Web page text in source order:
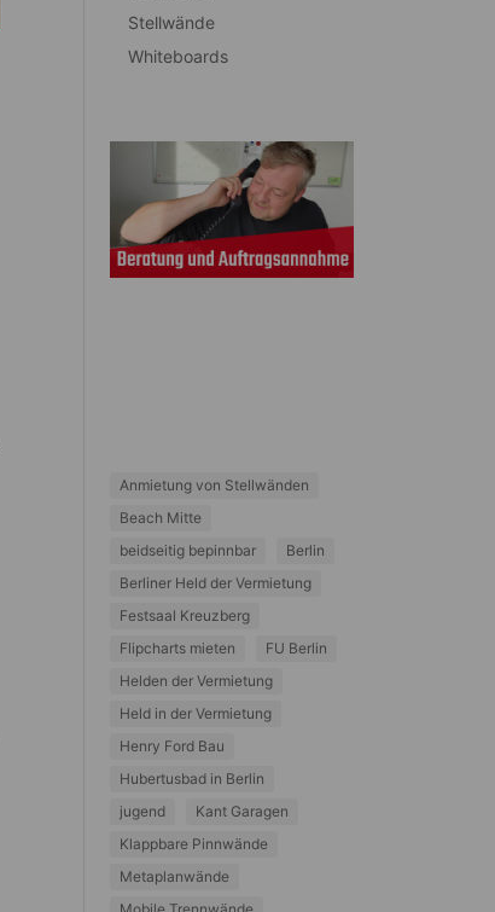
Stellwände
Whiteboards
Anmietung von Stellwänden
Beach Mitte
beidseitig bepinnbar
Berlin
Berliner Held der Vermietung
Festsaal Kreuzberg
Flipcharts mieten
FU Berlin
Helden der Vermietung
Held in der Vermietung
Henry Ford Bau
Hubertusbad in Berlin
jugend
Kant Garagen
Klappbare Pinnwände
Metaplanwände